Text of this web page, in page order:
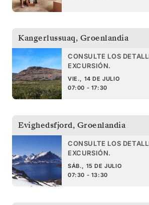
Kangerlussuaq, Groenlandia
CONSULTE LOS
EXCURSIÓN.
VIE., 14 DE JULIO
07:00 - 17:30
Evighedsfjord, Groenlandia
CONSULTE LOS
EXCURSIÓN.
SÁB., 15 DE JULIO
07:30 - 13:30